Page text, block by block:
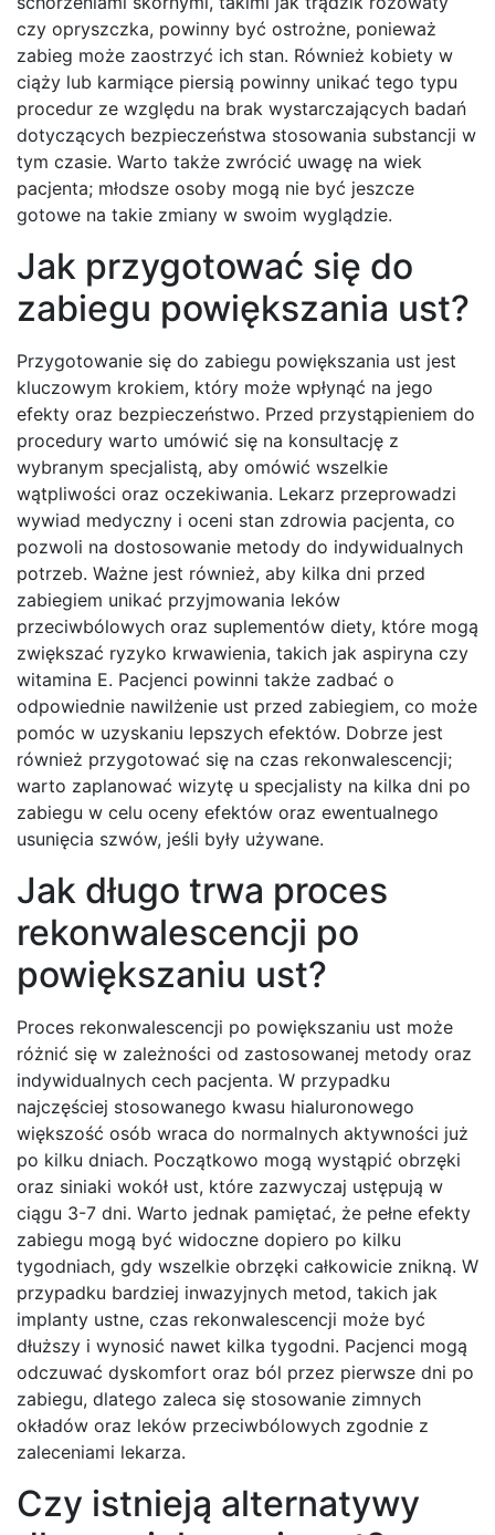
czy opryszczka, powinny być ostrożne, ponieważ
zabieg może zaostrzyć ich stan. Również kobiety w
ciąży lub karmiące piersią powinny unikać tego typu
procedur ze względu na brak wystarczających badań
dotyczących bezpieczeństwa stosowania substancji w
tym czasie. Warto także zwrócić uwagę na wiek
pacjenta; młodsze osoby mogą nie być jeszcze
gotowe na takie zmiany w swoim wyglądzie.
Jak przygotować się do
zabiegu powiększania ust?
Przygotowanie się do zabiegu powiększania ust jest
kluczowym krokiem, który może wpłynąć na jego
efekty oraz bezpieczeństwo. Przed przystąpieniem do
procedury warto umówić się na konsultację z
wybranym specjalistą, aby omówić wszelkie
wątpliwości oraz oczekiwania. Lekarz przeprowadzi
wywiad medyczny i oceni stan zdrowia pacjenta, co
pozwoli na dostosowanie metody do indywidualnych
potrzeb. Ważne jest również, aby kilka dni przed
zabiegiem unikać przyjmowania leków
przeciwbólowych oraz suplementów diety, które mogą
zwiększać ryzyko krwawienia, takich jak aspiryna czy
witamina E. Pacjenci powinni także zadbać o
odpowiednie nawilżenie ust przed zabiegiem, co może
pomóc w uzyskaniu lepszych efektów. Dobrze jest
również przygotować się na czas rekonwalescencji;
warto zaplanować wizytę u specjalisty na kilka dni po
zabiegu w celu oceny efektów oraz ewentualnego
usunięcia szwów, jeśli były używane.
Jak długo trwa proces
rekonwalescencji po
powiększaniu ust?
Proces rekonwalescencji po powiększaniu ust może
różnić się w zależności od zastosowanej metody oraz
indywidualnych cech pacjenta. W przypadku
najczęściej stosowanego kwasu hialuronowego
większość osób wraca do normalnych aktywności już
po kilku dniach. Początkowo mogą wystąpić obrzęki
oraz siniaki wokół ust, które zazwyczaj ustępują w
ciągu 3-7 dni. Warto jednak pamiętać, że pełne efekty
zabiegu mogą być widoczne dopiero po kilku
tygodniach, gdy wszelkie obrzęki całkowicie znikną. W
przypadku bardziej inwazyjnych metod, takich jak
implanty ustne, czas rekonwalescencji może być
dłuższy i wynosić nawet kilka tygodni. Pacjenci mogą
odczuwać dyskomfort oraz ból przez pierwsze dni po
zabiegu, dlatego zaleca się stosowanie zimnych
okładów oraz leków przeciwbólowych zgodnie z
zaleceniami lekarza.
Czy istnieją alternatywy